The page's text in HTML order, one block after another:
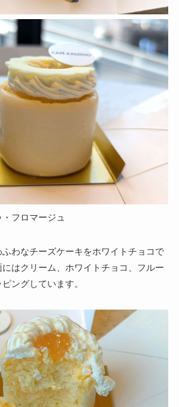
フロマージュ
わなチーズケーキをホワイトチョコで
はクリーム、ホワイトチョコ、フルー
ングしています。